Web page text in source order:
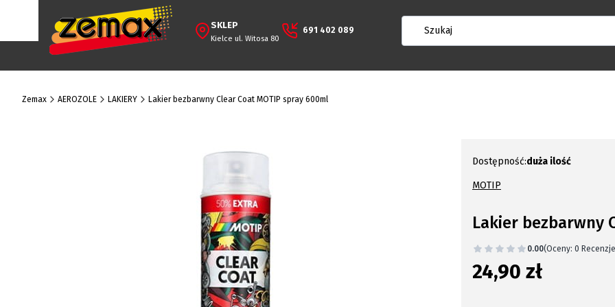
691 402 089
SKLEP
Kielce ul. Witosa 80
Zemax AEROZOLE LAKIERY Lakier bezbarwny Clear Coat MOTIP spray 600ml
Dostępność:duża ilość
MOTIP
Lakier bezbarwny
0.00(Oceny: 0
Cena
24,90 zł